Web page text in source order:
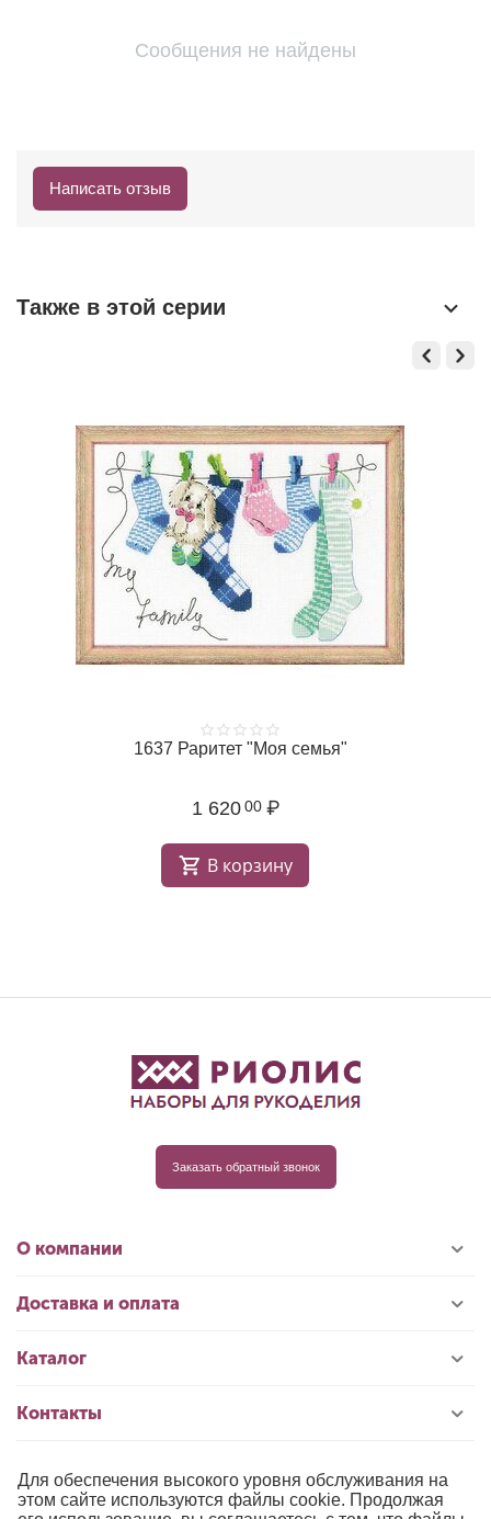
Сообщения не найдены
Написать отзыв
Также в этой серии
1637 Раритет "Моя семья"
1 620 00 ₽
В корзину
Заказать обратный звонок
О компании
Доставка и оплата
Каталог
Контакты
© 1996-2026 «РИОЛИС»
Для обеспечения высокого уровня обслуживания на
этом сайте используются файлы cookie. Продолжая